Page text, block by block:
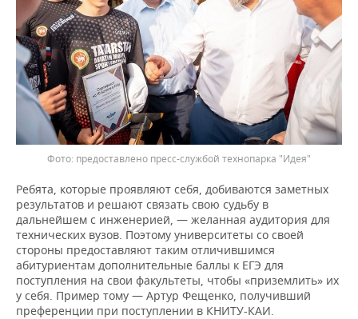
предоставлено пресс-службой технопарка "Идея"
Ребята, которые проявляют себя, добиваются заметных
результатов и решают связать свою судьбу в
дальнейшем с инженерией, — желанная аудитория для
технических вузов. Поэтому университеты со своей
стороны предоставляют таким отличившимся
абитуриентам дополнительные баллы к ЕГЭ для
поступления на свои факультеты, чтобы «приземлить» их
у себя. Пример тому — Артур Фещенко, получивший
преференции при поступлении в КНИТУ-КАИ.